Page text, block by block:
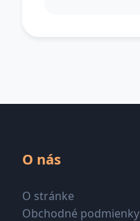
O nás
O stránke
Obchodné podmienky